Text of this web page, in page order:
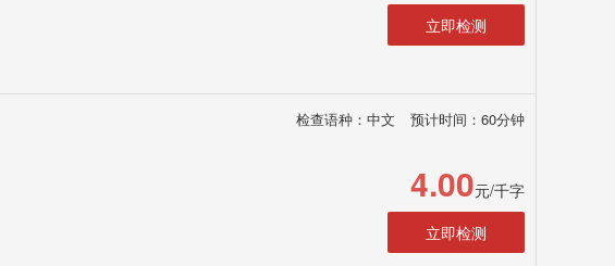
立即检测
检查语种：中文 预计时间：60分钟
4.00元/千字
立即检测